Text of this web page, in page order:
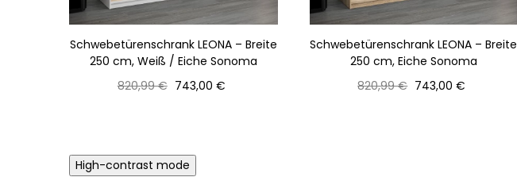
Schwebetürenschrank LEONA – Breite
250 cm, Weiß / Eiche Sonoma
Normaler
820,99 € Preis
743,00 €
Schwebetürenschrank LEONA – Breite
250 cm, Eiche Sonoma
Normaler
820,99 € Preis
743,00 €
High-contrast mode